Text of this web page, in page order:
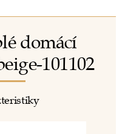
domácí
101102